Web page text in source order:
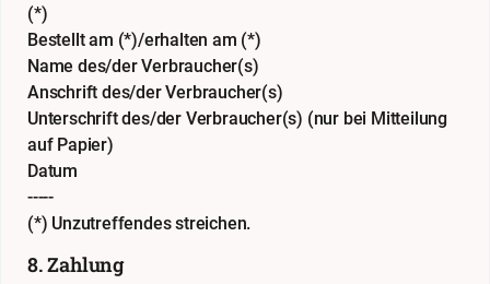
(*)
Bestellt am (*)/erhalten am (*)
Name des/der Verbraucher(s)
Anschrift des/der Verbraucher(s)
Unterschrift des/der Verbraucher(s) (nur bei Mitteilung
auf Papier)
Datum
-----
(*) Unzutreffendes streichen.
8. Zahlung